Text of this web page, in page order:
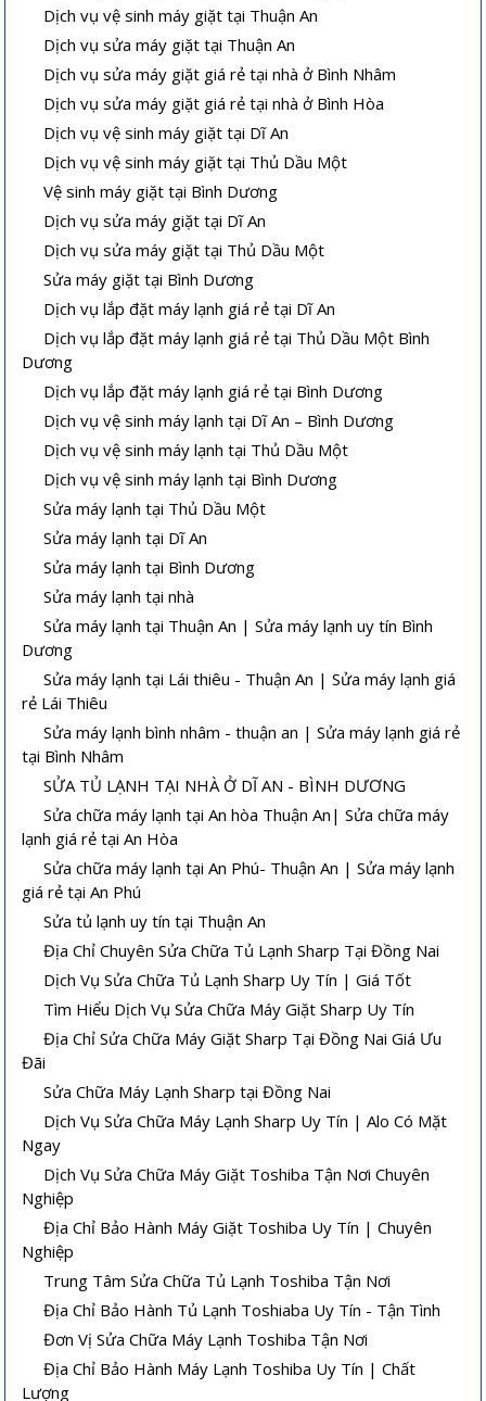
Dịch vụ vệ sinh máy giặt tại Thuận An
Dịch vụ sửa máy giặt tại Thuận An
Dịch vụ sửa máy giặt giá rẻ tại nhà ở Bình Nhâm
Dịch vụ sửa máy giặt giá rẻ tại nhà ở Bình Hòa
Dịch vụ vệ sinh máy giặt tại Dĩ An
Dịch vụ vệ sinh máy giặt tại Thủ Dầu Một
Vệ sinh máy giặt tại Bình Dương
Dịch vụ sửa máy giặt tại Dĩ An
Dịch vụ sửa máy giặt tại Thủ Dầu Một
Sửa máy giặt tại Bình Dương
Dịch vụ lắp đặt máy lạnh giá rẻ tại Dĩ An
Dịch vụ lắp đặt máy lạnh giá rẻ tại Thủ Dầu Một Bình
Dương
Dịch vụ lắp đặt máy lạnh giá rẻ tại Bình Dương
Dịch vụ vệ sinh máy lạnh tại Dĩ An – Bình Dương
Dịch vụ vệ sinh máy lạnh tại Thủ Dầu Một
Dịch vụ vệ sinh máy lạnh tại Bình Dương
Sửa máy lạnh tại Thủ Dầu Một
Sửa máy lạnh tại Dĩ An
Sửa máy lạnh tại Bình Dương
Sửa máy lạnh tại nhà
Sửa máy lạnh tại Thuận An | Sửa máy lạnh uy tín Bình
Dương
Sửa máy lạnh tại Lái thiêu - Thuận An | Sửa máy lạnh giá
rẻ Lái Thiêu
Sửa máy lạnh bình nhâm - thuận an | Sửa máy lạnh giá rẻ
tại Bình Nhâm
SỬA TỦ LẠNH TẠI NHÀ Ở DĨ AN - BÌNH DƯƠNG
Sửa chữa máy lạnh tại An hòa Thuận An| Sửa chữa máy
lạnh giá rẻ tại An Hòa
Sửa chữa máy lạnh tại An Phú- Thuận An | Sửa máy lạnh
giá rẻ tại An Phú
Sửa tủ lạnh uy tín tại Thuận An
Địa Chỉ Chuyên Sửa Chữa Tủ Lạnh Sharp Tại Đồng Nai
Dịch Vụ Sửa Chữa Tủ Lạnh Sharp Uy Tín | Giá Tốt
Tìm Hiểu Dịch Vụ Sửa Chữa Máy Giặt Sharp Uy Tín
Địa Chỉ Sửa Chữa Máy Giặt Sharp Tại Đồng Nai Giá Ưu
Đãi
Sửa Chữa Máy Lạnh Sharp tại Đồng Nai
Dịch Vụ Sửa Chữa Máy Lạnh Sharp Uy Tín | Alo Có Mặt
Ngay
Dịch Vụ Sửa Chữa Máy Giặt Toshiba Tận Nơi Chuyên
Nghiệp
Địa Chỉ Bảo Hành Máy Giặt Toshiba Uy Tín | Chuyên
Nghiệp
Trung Tâm Sửa Chữa Tủ Lạnh Toshiba Tận Nơi
Địa Chỉ Bảo Hành Tủ Lạnh Toshiaba Uy Tín - Tận Tình
Đơn Vị Sửa Chữa Máy Lạnh Toshiba Tận Nơi
Địa Chỉ Bảo Hành Máy Lạnh Toshiba Uy Tín | Chất
Lượng